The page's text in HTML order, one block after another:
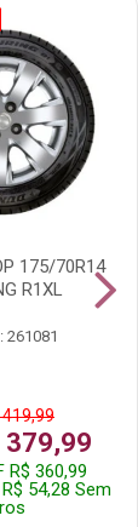
175/70R14
R1XL
261081
419,99
379,99
R$ 360,99
54,28 Sem